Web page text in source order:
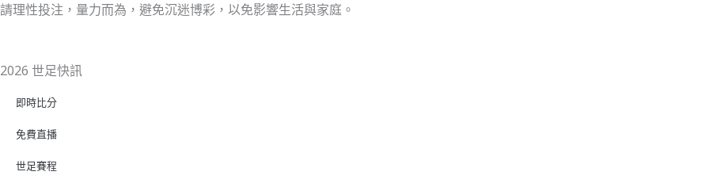
請理性投注，量力而為，避免沉迷博彩，以免影響生活與家庭。
2026 世足快訊
即時比分
免費直播
世足賽程